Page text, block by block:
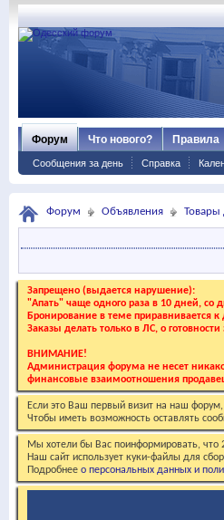
Форум
Сообщения за день Справка
Что нового? Правила
Форум Объявления Товары
Запрещено (выдается нарушение):
"Апать" чаще одного раза в 10 дней, со
Бронирование в теме приравнивается
Заказы делать только в ЛС, о
ВНИМАНИЕ!
Администрация форума не несет
финансовые взаимоотношения
Если это Ваш первый визит на наш
Чтобы иметь возможность оставлять
Мы хотели бы Вас поинформировать, что
Наш сайт использует куки-файлы для
Подробнее о персональных данных и